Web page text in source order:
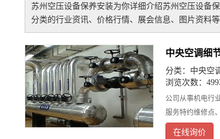
苏州空压设备保养安装为你详细介绍苏州空压设备
分类的行业资讯、价格行情、展会信息、图片资料
中央空调细
分类： 中央空
浏览次数：
公司从事机电行
服务特约维修点
在线询价